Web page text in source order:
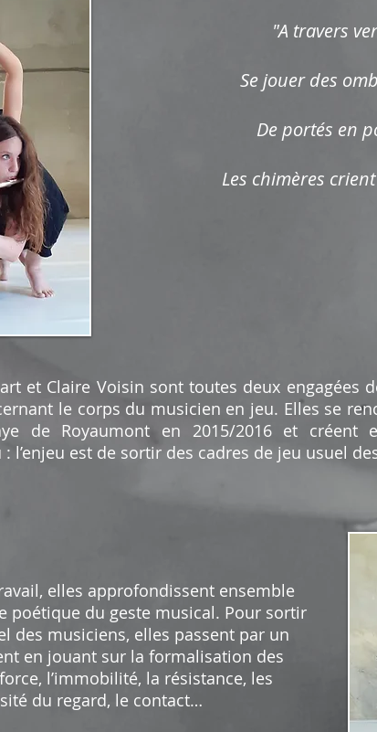
"A travers
Se jouer des
De portés en
Les chimères
et Claire Voisin sont toutes deux engagées
le corps du musicien en jeu. Elles se
de Royaumont en 2015/2016 et créent
l’enjeu est de sortir des cadres de jeu usuel
elles approfondissent ensemble
poétique du geste musical. Pour sortir
des musiciens, elles passent par un
en jouant sur la formalisation des
l’immobilité, la résistance, les
du regard, le contact…